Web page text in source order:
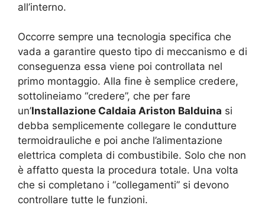
all’interno.
Occorre sempre una tecnologia specifica che
vada a garantire questo tipo di meccanismo e di
conseguenza essa viene poi controllata nel
primo montaggio. Alla fine è semplice credere,
sottolineiamo “credere”, che per fare
un’Installazione Caldaia Ariston Balduina si
debba semplicemente collegare le condutture
termoidrauliche e poi anche l’alimentazione
elettrica completa di combustibile. Solo che non
è affatto questa la procedura totale. Una volta
che si completano i “collegamenti” si devono
controllare tutte le funzioni.